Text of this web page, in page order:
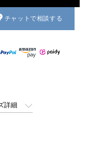
チャットで相談する
詳細